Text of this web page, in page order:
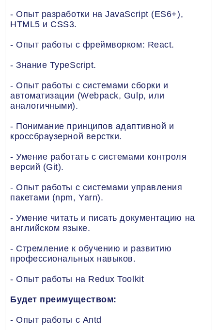
- Опыт разработки на JavaScript (ES6+),
HTML5 и CSS3.
- Опыт работы с фреймворком: React.
- Знание TypeScript.
- Опыт работы с системами сборки и
автоматизации (Webpack, Gulp, или
аналогичными).
- Понимание принципов адаптивной и
кроссбраузерной верстки.
- Умение работать с системами контроля
версий (Git).
- Опыт работы с системами управления
пакетами (npm, Yarn).
- Умение читать и писать документацию на
английском языке.
- Стремление к обучению и развитию
профессиональных навыков.
- Опыт работы на Redux Toolkit
Будет преимуществом:
- Опыт работы с Antd